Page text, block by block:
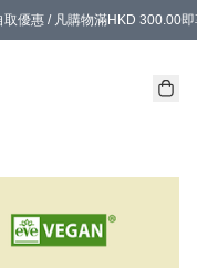
優惠 / 凡購物滿HKD 300.00